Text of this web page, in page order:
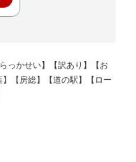
っかせい】【訳あり】【お
【房総】【道の駅】【ロー